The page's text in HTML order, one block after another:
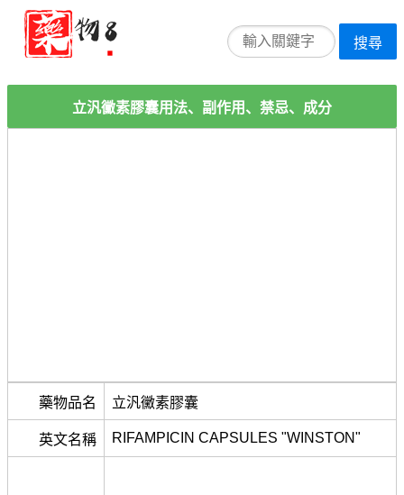
搜尋
立汎黴素膠囊用法、副作用、禁忌、成分
藥物品名 立汎黴素膠囊
英文名稱 RIFAMPICIN CAPSULES "WINSTON"